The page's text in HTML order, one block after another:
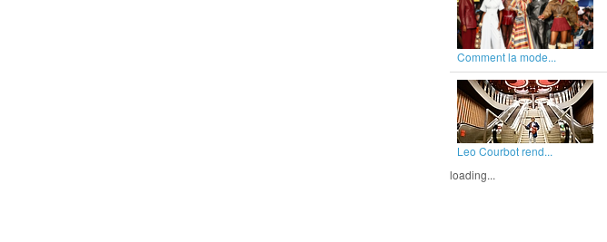
Comment la mode...
Leo Courbot rend...
loading...